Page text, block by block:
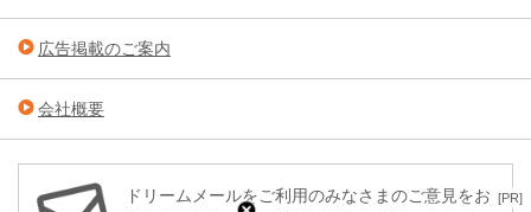
[PR]
広告掲載のご案内
会社概要
ドリームメールをご利用のみなさまのご意見をお